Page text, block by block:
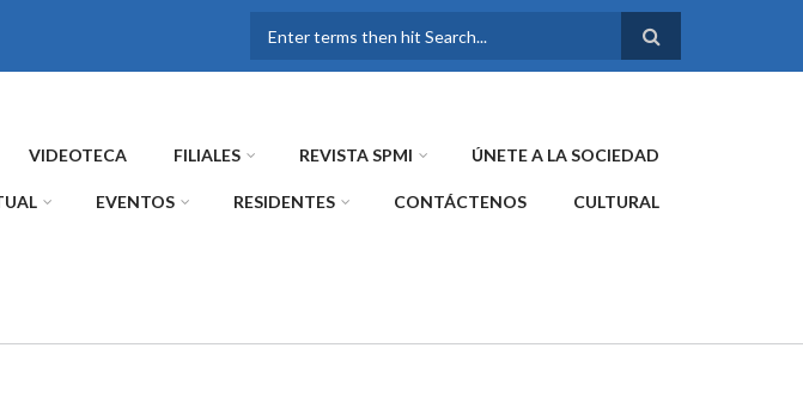
FORMULARIO DE
VIDEOTECA FILIALES REVISTA SPMI ÚNETE A LA SOCIEDAD
EVENTOS RESIDENTES CONTÁCTENOS CULTURAL